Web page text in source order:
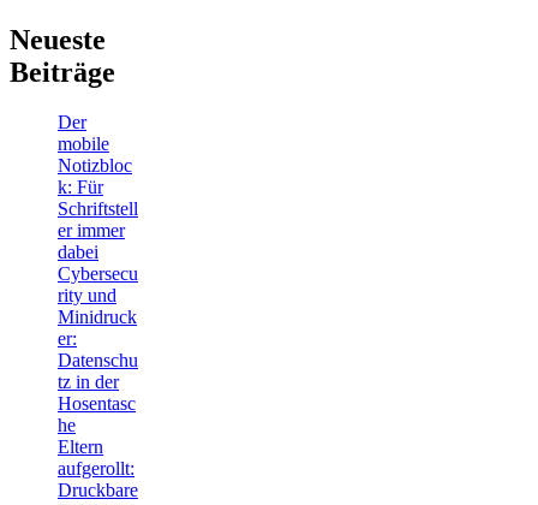
Neueste
Beiträge
Der
mobile
Notizbloc
k: Für
Schriftstell
er immer
dabei
Cybersecu
rity und
Minidruck
er:
Datenschu
tz in der
Hosentasc
he
Eltern
aufgerollt:
Druckbare